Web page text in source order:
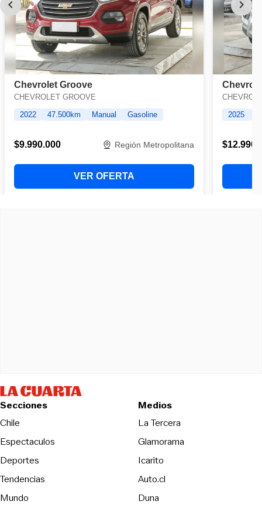
Secciones
Chile
Espectaculos
Deportes
Tendencias
Mundo
Medios
La TerceraOpens in new
Glamorama
Icarito
Auto.cl
DunaOpens in new window